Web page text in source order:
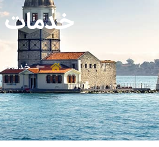
خدمات
خدمات